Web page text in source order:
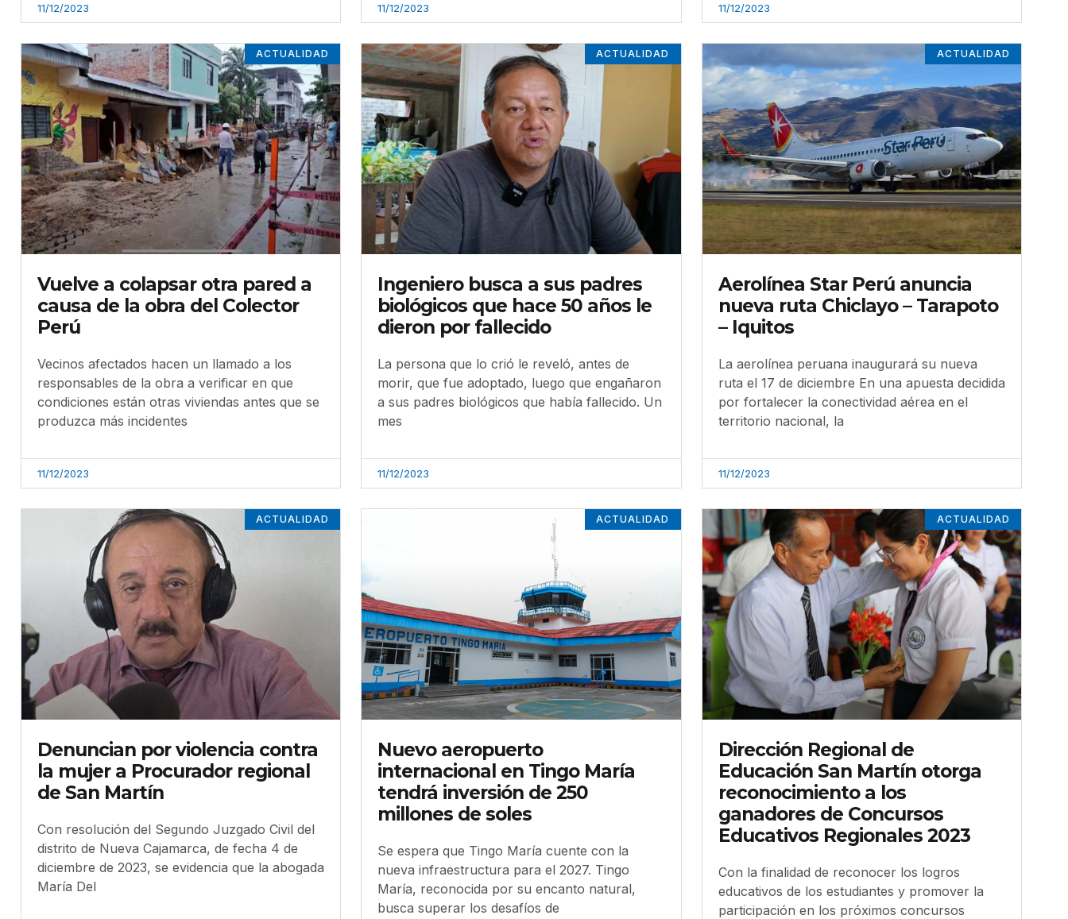
11/12/2023 11/12/2023 11/12/2023
ACTUALIDAD
Vuelve a colapsar otra pared a
causa de la obra del Colector
Perú
Vecinos afectados hacen un llamado a los
responsables de la obra a verificar en que
condiciones están otras viviendas antes que se
produzca más incidentes
11/12/2023
ACTUALIDAD
Ingeniero busca a sus padres
biológicos que hace 50 años le
dieron por fallecido
La persona que lo crió le reveló, antes de
morir, que fue adoptado, luego que engañaron
a sus padres biológicos que había fallecido. Un
mes
11/12/2023
ACTUALIDAD
Aerolínea Star Perú anuncia
nueva ruta Chiclayo – Tarapoto
– Iquitos
La aerolínea peruana inaugurará su nueva
ruta el 17 de diciembre En una apuesta decidida
por fortalecer la conectividad aérea en el
territorio nacional, la
11/12/2023
ACTUALIDAD
Denuncian por violencia contra
la mujer a Procurador regional
de San Martín
Con resolución del Segundo Juzgado Civil del
distrito de Nueva Cajamarca, de fecha 4 de
diciembre de 2023, se evidencia que la abogada
María Del
ACTUALIDAD
Nuevo aeropuerto
internacional en Tingo María
tendrá inversión de 250
millones de soles
Se espera que Tingo María cuente con la
nueva infraestructura para el 2027. Tingo
María, reconocida por su encanto natural,
busca superar los desafíos de
ACTUALIDAD
Dirección Regional de
Educación San Martín otorga
reconocimiento a los
ganadores de Concursos
Educativos Regionales 2023
Con la finalidad de reconocer los logros
educativos de los estudiantes y promover la
participación en los próximos concursos